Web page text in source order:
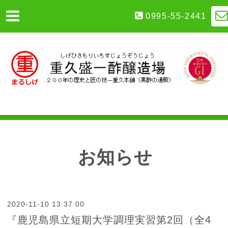
0995-55-2441
お知らせ
2020-11-10 13:37:00
『鹿児島県立短期大学調理実習第2回（全4